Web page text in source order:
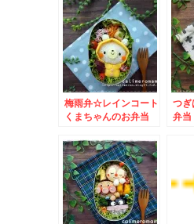
梅雨弁☆レインコート
くまちゃんのお弁当
つぎ
弁当